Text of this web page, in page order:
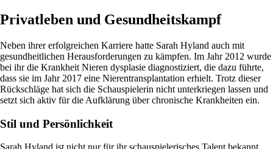
Privatleben und Gesundheitskampf
Neben ihrer erfolgreichen Karriere hatte Sarah Hyland auch mit
gesundheitlichen Herausforderungen zu kämpfen. Im Jahr 2012 wurde
bei ihr die Krankheit Nieren dysplasie diagnostiziert, die dazu führte,
dass sie im Jahr 2017 eine Nierentransplantation erhielt. Trotz dieser
Rückschläge hat sich die Schauspielerin nicht unterkriegen lassen und
setzt sich aktiv für die Aufklärung über chronische Krankheiten ein.
Stil und Persönlichkeit